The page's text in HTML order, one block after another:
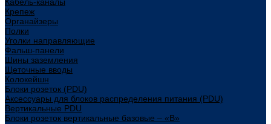
Крепеж
Органайзеры
Полки
Уголки направляющие
Фальш-панели
Шины заземления
Щеточные вводы
Колокейшн
Блоки розеток (PDU)
Аксессуары для блоков распределения питания (PDU)
Вертикальные PDU
Блоки розеток вертикальные базовые – «В»